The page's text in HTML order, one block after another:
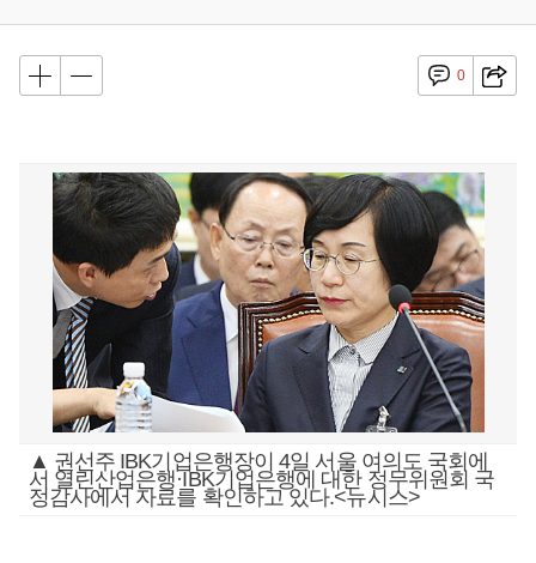
0
▲ 권선주 IBK기업은행장이 4일 서울 여의도 국회에
서 열린산업은행·IBK기업은행에 대한 정무위원회 국
정감사에서 자료를 확인하고 있다.<뉴시스>